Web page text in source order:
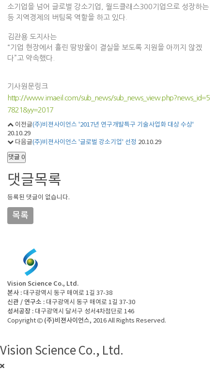
소기업을 넘어 글로벌 강소기업, 월드클래스300기업으로 성장하는
등 지역경제의 버팀목 역할을 하고 있다.
김관용 도지사는
“기업 현장에서 흘린 땀방울이 결실을 보도록 지원을 아끼지 않겠
다”고 약속했다.
기사원문링크
http://www.imaeil.com/sub_news/sub_news_view.php?news_id=5
7821&yy=2017
이전글(주)비젼사이언스 '2017년 연구개발특구 기술사업화 대상 수상'
20.10.29
다음글(주)비젼사이언스 '글로벌 강소기업' 선정 20.10.29
댓글 0
댓글목록
등록된 댓글이 없습니다.
목록
Vision Science Co., Ltd.
본사 : 대구광역시 동구 매여로 1길 37-38
신관 / 연구소 : 대구광역시 동구 매여로 1길 37-30
성서공장 : 대구광역시 달서구 성서4차첨단로 146
Copyright © (주)비젼사이언스, 2016 All Rights Reserved.
Vision Science Co., Ltd.